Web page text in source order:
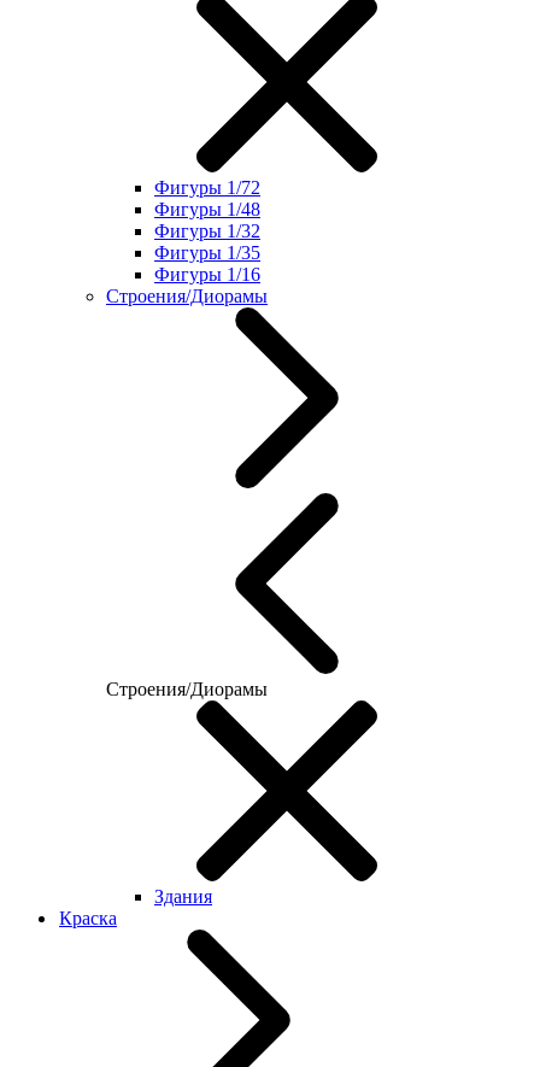
Фигуры 1/72
Фигуры 1/48
Фигуры 1/32
Фигуры 1/35
Фигуры 1/16
Строения/Диорамы
Строения/Диорамы
Здания
Краска